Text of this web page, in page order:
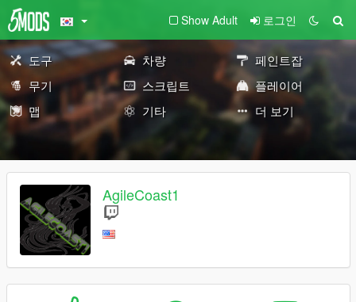
Show Adult 로그인
도구 차량
페인트잡
무기
스크립트
플레이어
맵
기타 더 보기
AgileCoast1